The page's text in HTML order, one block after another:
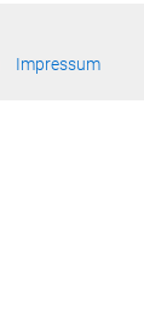
Impressum